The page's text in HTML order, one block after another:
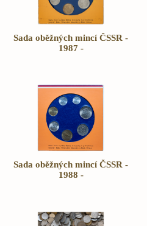
Sada oběžných mincí ČSSR -
1987 -
Sada oběžných mincí ČSSR -
1988 -